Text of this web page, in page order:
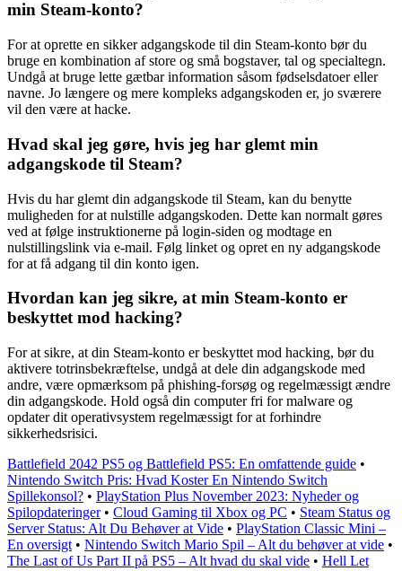
min Steam-konto?
For at oprette en sikker adgangskode til din Steam-konto bør du
bruge en kombination af store og små bogstaver, tal og specialtegn.
Undgå at bruge lette gætbar information såsom fødselsdatoer eller
navne. Jo længere og mere kompleks adgangskoden er, jo sværere
vil den være at hacke.
Hvad skal jeg gøre, hvis jeg har glemt min
adgangskode til Steam?
Hvis du har glemt din adgangskode til Steam, kan du benytte
muligheden for at nulstille adgangskoden. Dette kan normalt gøres
ved at følge instruktionerne på login-siden og modtage en
nulstillingslink via e-mail. Følg linket og opret en ny adgangskode
for at få adgang til din konto igen.
Hvordan kan jeg sikre, at min Steam-konto er
beskyttet mod hacking?
For at sikre, at din Steam-konto er beskyttet mod hacking, bør du
aktivere totrinsbekræftelse, undgå at dele din adgangskode med
andre, være opmærksom på phishing-forsøg og regelmæssigt ændre
din adgangskode. Hold også din computer fri for malware og
opdater dit operativsystem regelmæssigt for at forhindre
sikkerhedsrisici.
Battlefield 2042 PS5 og Battlefield PS5: En omfattende guide •
Nintendo Switch Pris: Hvad Koster En Nintendo Switch
Spillekonsol? • PlayStation Plus November 2023: Nyheder og
Spilopdateringer• Cloud Gaming til Xbox og PC • Steam Status og
Server Status: Alt Du Behøver at Vide • PlayStation Classic Mini –
En oversigt • Nintendo Switch Mario Spil – Alt du behøver at vide •
The Last of Us Part II på PS5 – Alt hvad du skal vide • Hell Let